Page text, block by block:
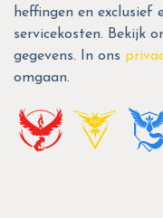
heffingen en exclusief
servicekosten. Bekijk
gegevens. In ons
omgaan.